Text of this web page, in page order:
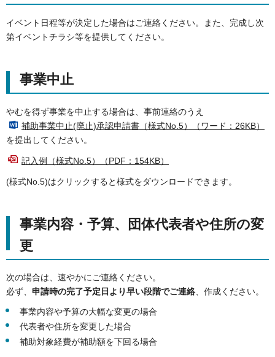
イベント日程等が決定した場合はご連絡ください。また、完成し次
第イベントチラシ等を提供してください。
事業中止
やむを得ず事業を中止する場合は、事前連絡のうえ
補助事業中止(廃止)承認申請書（様式No.5）（ワード：26KB）
を提出してください。
記入例（様式No.5）（PDF：154KB）
(様式No.5)はクリックすると様式をダウンロードできます。
事業内容・予算、団体代表者や住所の変
更
次の場合は、速やかにご連絡ください。
必ず、 申請時の完了予定日より早い段階でご連絡、作成ください。
事業内容や予算の大幅な変更の場合
代表者や住所を変更した場合
補助対象経費が補助額を下回る場合